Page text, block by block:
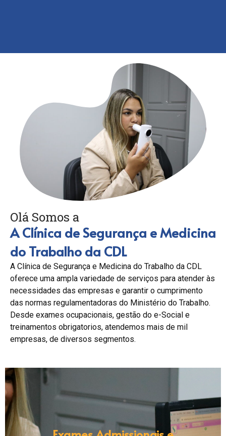
Olá Somos a
A Clínica de Segurança e Medicina
do Trabalho da CDL
A Clínica de Segurança e Medicina do Trabalho da CDL
oferece uma ampla variedade de serviços para atender às
necessidades das empresas e garantir o cumprimento
das normas regulamentadoras do Ministério do Trabalho.
Desde exames ocupacionais, gestão do e-Social e
treinamentos obrigatorios, atendemos mais de mil
empresas, de diversos segmentos.